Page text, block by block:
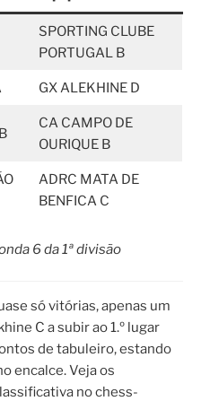
SPORTING CLUBE
PORTUGAL B
GX ALEKHINE D
CA CAMPO DE
OURIQUE B
ADRC MATA DE
BENFICA C
6 da 1ª divisão
só vitórias, apenas um
C a subir ao 1.º lugar
de tabuleiro, estando
encalce. Veja os
no chess-